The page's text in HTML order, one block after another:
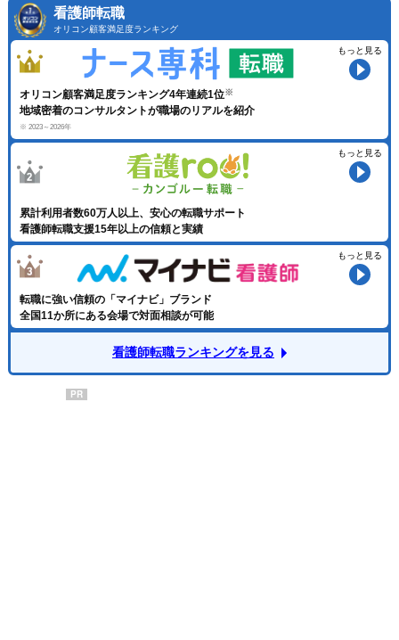
給料が上がる可能性がある
職場の人間関係をリセットできる
看護師以外の職種に転職するデメリット
これまでの経験を生かせない可能性がある
給料が下がる可能性がある
看護師と比べて安定的でなくなる可能性がある
看護師に戻りづらくなる可能性がある
看護師以外の職種へ転職すべき人の特徴5つ
転職の目的が明確な人
経済的に余裕がある人
看護師に向いていないと思う人
初めての経験に抵抗がない人
ストレスで心身に不調をきたしている人
看護師以外の職種へ転職すべき人でない人の特徴4つ
転職の目的が曖昧な人
経済的に余裕のない人
人間関係だけが不満の人
初めての経験に強いストレスを感じる人
看護師が別の仕事への転職を成功させるポイント
条件と目標を明確にする
PCスキル・ビジネスマナーを習得する
看護師としての強みを明確にアピールする
看護師から別の仕事に転職する際におすすめの転職サイト・エー
ジェント5選
看護師転職
オリコン顧客満足度ランキング
もっと見る
オリコン顧客満足度ランキング4年連続1位
地域密着のコンサルタントが職場のリアルを紹介
※ 2023～2026年
もっと見る
累計利用者数60万人以上、安心の転職サポート
看護師転職支援15年以上の信頼と実績
もっと見る
転職に強い信頼の「マイナビ」ブランド
全国11か所にある会場で対面相談が可能
看護師転職ランキングを見る
PR